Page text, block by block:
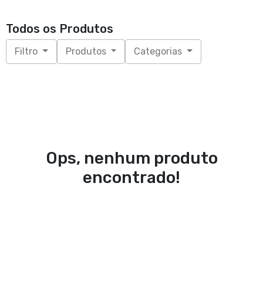
Todos os Produtos
Filtro Produtos Categorias
Ops, nenhum produto
encontrado!